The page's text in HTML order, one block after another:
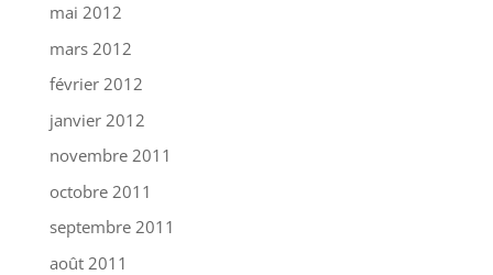
mai 2012
mars 2012
février 2012
janvier 2012
novembre 2011
octobre 2011
septembre 2011
août 2011